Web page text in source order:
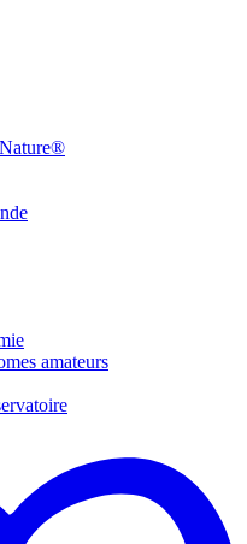
amateurs